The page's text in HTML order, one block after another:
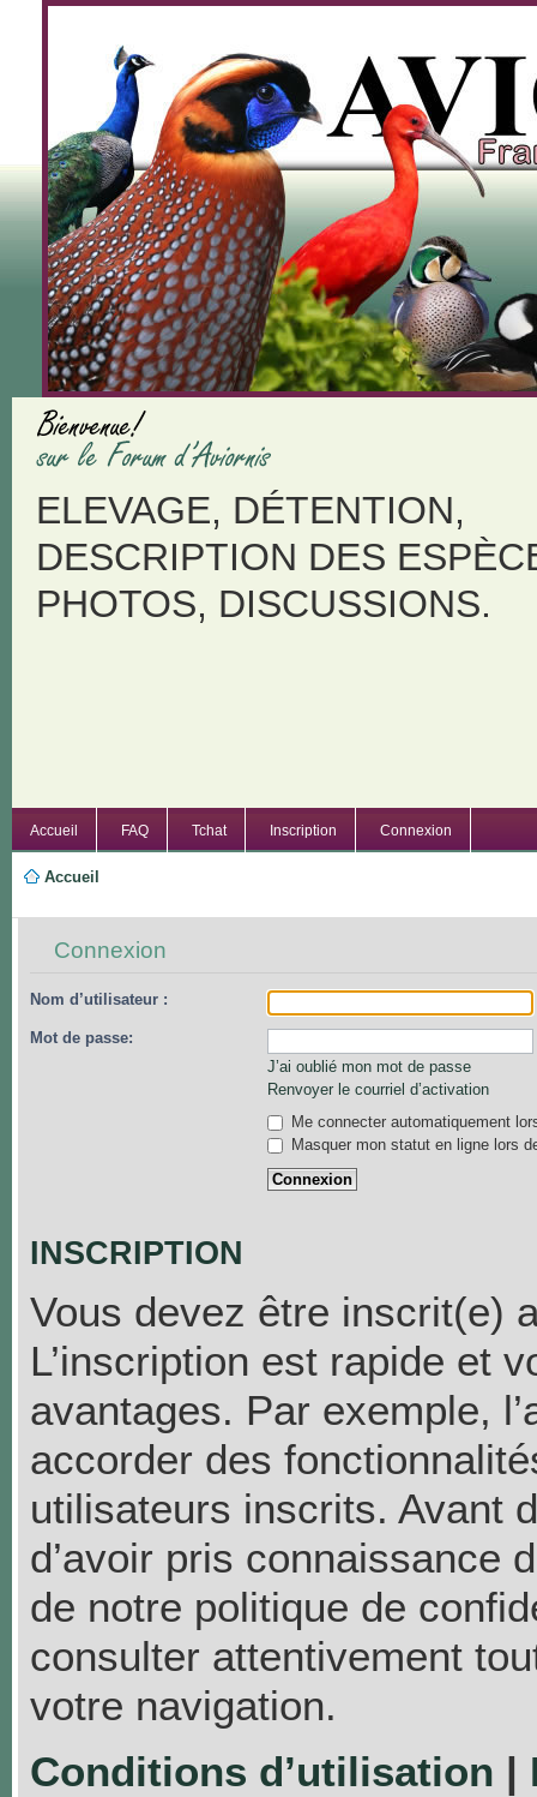
ELEVAGE, DÉTENTION,
DESCRIPTION DES
PHOTOS, DISCUSSIONS.
Accueil FAQ Tchat Inscription Connexion
Accueil
Connexion
Nom d’utilisateur :
Mot de passe:
J’ai oublié mon mot de passe
Renvoyer le courriel d’activation
Me connecter automatiquement
Masquer mon statut en ligne lors
INSCRIPTION
Vous devez être inscrit(e)
L’inscription est rapide et
avantages. Par exemple,
accorder des
utilisateurs inscrits. Avant
d’avoir pris connaissance
de notre politique de
consulter attentivement
votre navigation.
Conditions d’utilisation |